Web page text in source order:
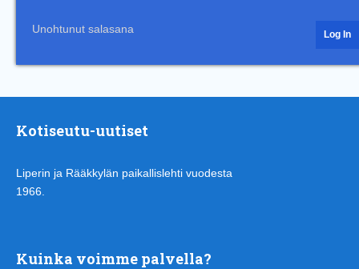
Unohtunut salasana
Kotiseutu-uutiset
Liperin ja Rääkkylän paikallislehti vuodesta
1966.
Kuinka voimme palvella?